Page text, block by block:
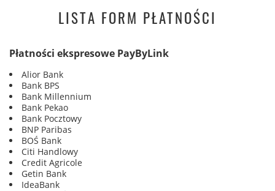
LISTA FORM PŁATNOŚCI
Płatności ekspresowe PayByLink
Alior Bank
Bank BPS
Bank Millennium
Bank Pekao
Bank Pocztowy
BNP Paribas
BOŚ Bank
Citi Handlowy
Credit Agricole
Getin Bank
IdeaBank